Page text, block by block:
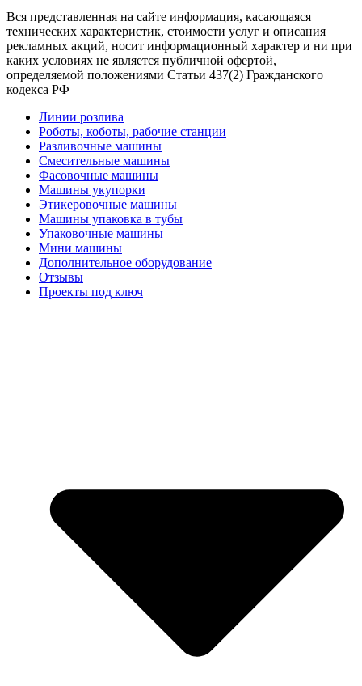
Вся представленная на сайте информация, касающаяся
технических характеристик, стоимости услуг и описания
рекламных акций, носит информационный характер и ни при
каких условиях не является публичной офертой,
определяемой положениями Статьи 437(2) Гражданского
кодекса РФ
Линии розлива
Роботы, коботы, рабочие станции
Разливочные машины
Смесительные машины
Фасовочные машины
Машины укупорки
Этикеровочные машины
Машины упаковка в тубы
Упаковочные машины
Мини машины
Дополнительное оборудование
Отзывы
Проекты под ключ